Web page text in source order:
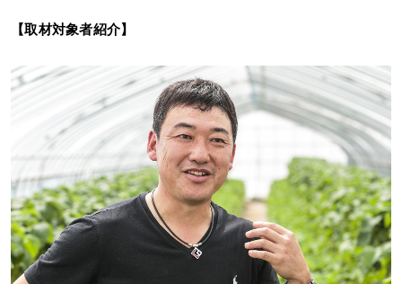
【取材対象者紹介】